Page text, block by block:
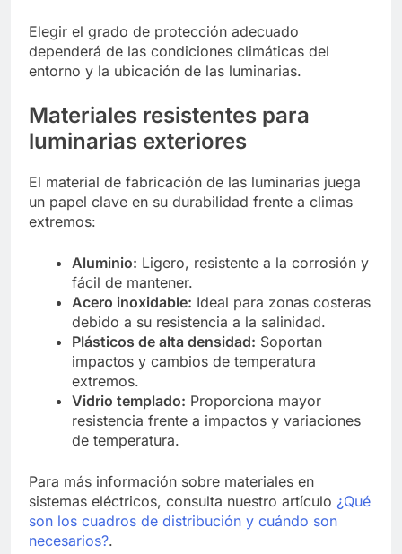
Elegir el grado de protección adecuado
dependerá de las condiciones climáticas del
entorno y la ubicación de las luminarias.
Materiales resistentes para
luminarias exteriores
El material de fabricación de las luminarias juega
un papel clave en su durabilidad frente a climas
extremos:
Aluminio: Ligero, resistente a la corrosión y
fácil de mantener.
Acero inoxidable: Ideal para zonas costeras
debido a su resistencia a la salinidad.
Plásticos de alta densidad: Soportan
impactos y cambios de temperatura
extremos.
Vidrio templado: Proporciona mayor
resistencia frente a impactos y variaciones
de temperatura.
Para más información sobre materiales en
sistemas eléctricos, consulta nuestro artículo ¿Qué
son los cuadros de distribución y cuándo son
necesarios?.